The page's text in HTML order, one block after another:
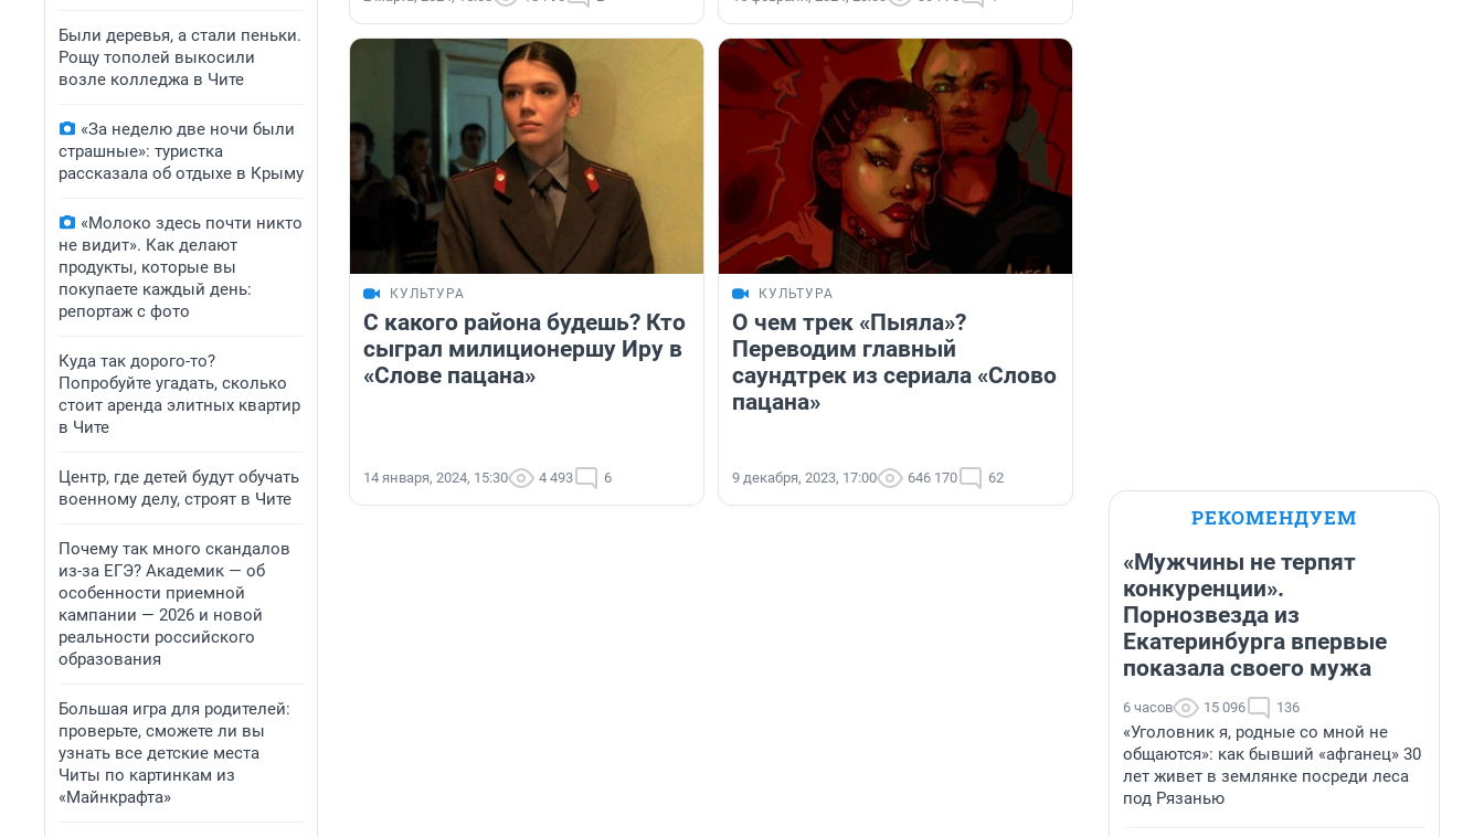
Были деревья, а стали пеньки.
Рощу тополей выкосили
возле колледжа в Чите
«За неделю две ночи были
страшные»: туристка
рассказала об отдыхе в Крыму
«Молоко здесь почти никто
не видит». Как делают
продукты, которые вы
покупаете каждый день:
репортаж с фото
Куда так дорого-то?
Попробуйте угадать, сколько
стоит аренда элитных квартир
в Чите
Центр, где детей будут обучать
военному делу, строят в Чите
Почему так много скандалов
из-за ЕГЭ? Академик — об
особенности приемной
кампании — 2026 и новой
реальности российского
образования
Большая игра для родителей:
проверьте, сможете ли вы
узнать все детские места
Читы по картинкам из
«Майнкрафта»
КУЛЬТУРА
С какого района будешь? Кто
сыграл милиционершу Иру в
«Слове пацана»
14 января, 2024, 15:30 4 493 6
КУЛЬТУРА
О чем трек «Пыяла»?
Переводим главный
саундтрек из сериала «Слово
пацана»
9 декабря, 2023, 17:00 646 170 62
РЕКОМЕНДУЕМ
«Мужчины не терпят
конкуренции».
Порнозвезда из
Екатеринбурга впервые
показала своего мужа
6 часов 15 096 136
«Уголовник я, родные со мной не
общаются»: как бывший «афганец» 30
лет живет в землянке посреди леса
под Рязанью